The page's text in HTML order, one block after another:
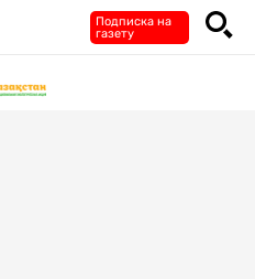
Подписка на
газету